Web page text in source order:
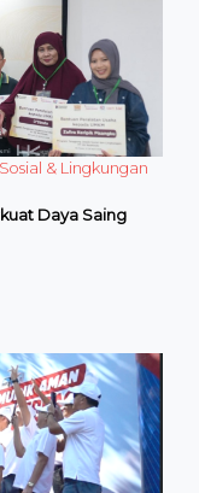
& Lingkungan
Daya Saing